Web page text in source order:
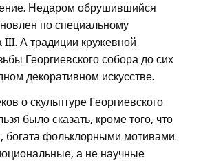
Недаром обрушившийся
по специальному
А традиции кружевной
Георгиевского собора до сих
декоративном искусстве.
о скульптуре Георгиевского
было сказать, кроме того, что
богата фольклорными мотивами.
а не научные